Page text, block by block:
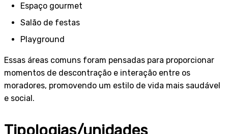
Espaço gourmet
Salão de festas
Playground
Essas áreas comuns foram pensadas para proporcionar
momentos de descontração e interação entre os
moradores, promovendo um estilo de vida mais saudável
e social.